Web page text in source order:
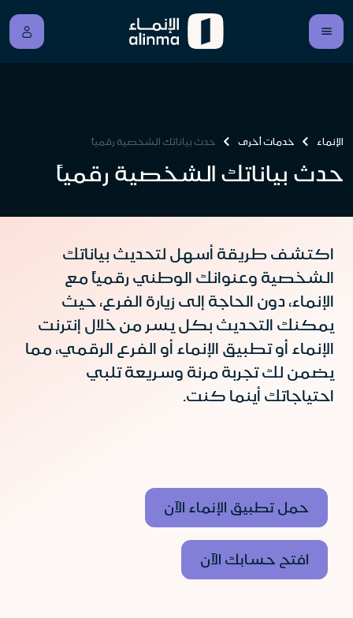
الإنماء خدمات أخرى حدث بياناتك الشخصية رقمياً
حدث بياناتك الشخصية رقمياً
اكتشف طريقة أسهل لتحديث بياناتك
الشخصية وعنوانك الوطني رقميا مع
الإنماء، دون الحاجة إلى زيارة الفرع، حيث
يمكنك التحديث بكل يسر من خلال إنترنت
الإنماء أو تطبيق الإنماء أو الفرع الرقمي، مما
يضمن لك تجربة مرنة وسريعة تلبي
احتياجاتك أينما كنت.
حمل تطبيق الإنماء الآن
افتح حسابك الآن